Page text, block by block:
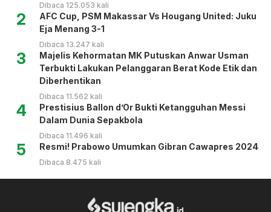
Dibaca 125.053 kali
2
AFC Cup, PSM Makassar Vs Hougang United: Juku
Eja Menang 3-1
Dibaca 13.247 kali
3
Majelis Kehormatan MK Putuskan Anwar Usman
Terbukti Lakukan Pelanggaran Berat Kode Etik dan
Diberhentikan
Dibaca 11.562 kali
4
Prestisius Ballon d’Or Bukti Ketangguhan Messi
Dalam Dunia Sepakbola
Dibaca 11.496 kali
5 Resmi! Prabowo Umumkan Gibran Cawapres 2024
Dibaca 8.475 kali